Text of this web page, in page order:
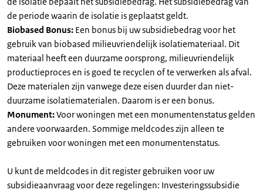
de periode waarin de isolatie is geplaatst geldt.
Biobased Bonus: Een bonus bij uw subsidiebedrag voor het
gebruik van biobased milieuvriendelijk isolatiemateriaal. Dit
materiaal heeft een duurzame oorsprong, milieuvriendelijk
productieproces en is goed te recyclen of te verwerken als afval.
Deze materialen zijn vanwege deze eisen duurder dan niet-
duurzame isolatiematerialen. Daarom is er een bonus.
Monument:Voor woningen met een monumentenstatus gelden
andere voorwaarden. Sommige meldcodes zijn alleen te
gebruiken voor woningen met een monumentenstatus.
U kunt de meldcodes in dit register gebruiken voor uw
subsidieaanvraag voor deze regelingen: Investeringssubsidie